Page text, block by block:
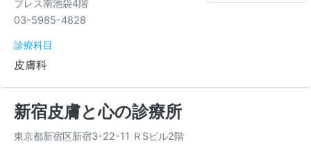
ブレス南池袋4階
03-5985-4828
診療科目
皮膚科
新宿皮膚と心の診療所
東京都新宿区新宿3-22-11 ＲSビル2階